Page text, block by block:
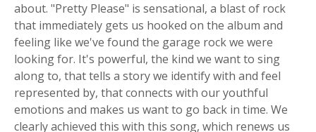
about. "Pretty Please" is sensational, a blast of rock
that immediately gets us hooked on the album and
feeling like we've found the garage rock we were
looking for. It's powerful, the kind we want to sing
along to, that tells a story we identify with and feel
represented by, that connects with our youthful
emotions and makes us want to go back in time. We
clearly achieved this with this song, which renews us